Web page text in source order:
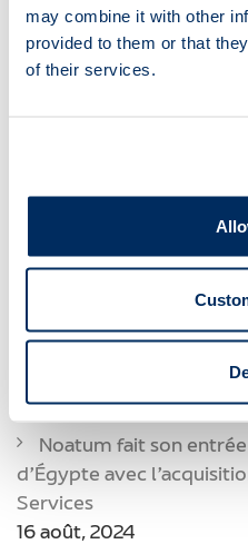
may combine it with other
provided to them or that
of their services.
Construction
Espagne Faro
Houston
ISO IX Fiesta De La
John Carr
Jordi Trius
Oscar Magdalena
Portcastelló
Services Portuaires
Servicios
Noatum fait son
d’Égypte avec
Services
16 août, 2024